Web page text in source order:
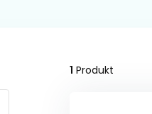
1 Produkt